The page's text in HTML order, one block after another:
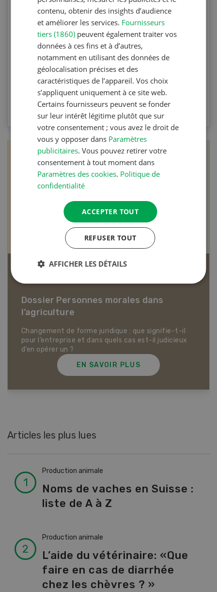
mécanique
Testez vos connaissances en participant à
l’Agri Quiz de la Revue UFA. Les questions
portent sur le désherbage mécanique et les
machines spécifiques.
VERS LE QUIZ
Dossier Articles biologiques
EN SAVOIR PLUS
Articles les plus lues
Production animale
Noms de vaches en Suisse :
liste de A à Z
Production animale
L’aide du vétérinaire: «Que
faire en cas de diarrhée
chez les chèvres ? »
contenu, obtenir des insights d’audience
et améliorer les services. Fournisseurs
tiers (1860) peuvent également traiter vos
données à ces fins et à d’autres,
notamment en utilisant des données de
géolocalisation précises et des
caractéristiques de l’appareil. Vos choix
s’appliquent uniquement à ce site web.
Certains fournisseurs peuvent se fonder
sur leur intérêt légitime plutôt que sur
votre consentement ; vous avez le droit de
vous y opposer dans Paramètres
publicitaires. Vous pouvez retirer votre
consentement à tout moment dans
Paramètres des cookies. Politique de
confidentialité
ACCEPTER TOUT
REFUSER TOUT
AFFICHER LES DÉTAILS